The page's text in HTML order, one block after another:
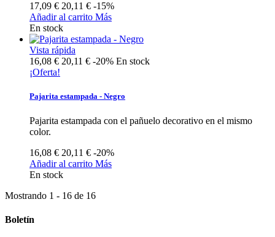
17,09 € 20,11 € -15%
Añadir al carrito Más
En stock
Vista rápida
16,08 € 20,11 € -20% En stock
¡Oferta!
Pajarita estampada - Negro
Pajarita estampada con el pañuelo decorativo en el mismo
color.
16,08 € 20,11 € -20%
Añadir al carrito Más
En stock
Mostrando 1 - 16 de 16
Boletín